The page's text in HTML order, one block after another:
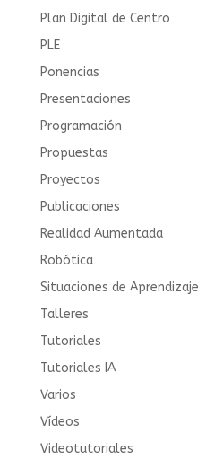
Plan Digital de Centro
PLE
Ponencias
Presentaciones
Programación
Propuestas
Proyectos
Publicaciones
Realidad Aumentada
Robótica
Situaciones de Aprendizaje
Talleres
Tutoriales
Tutoriales IA
Varios
Vídeos
Videotutoriales